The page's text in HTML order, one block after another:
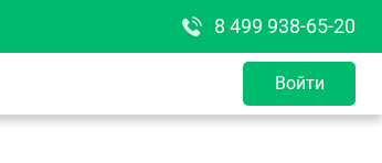
8 499 938-65-20
Войти